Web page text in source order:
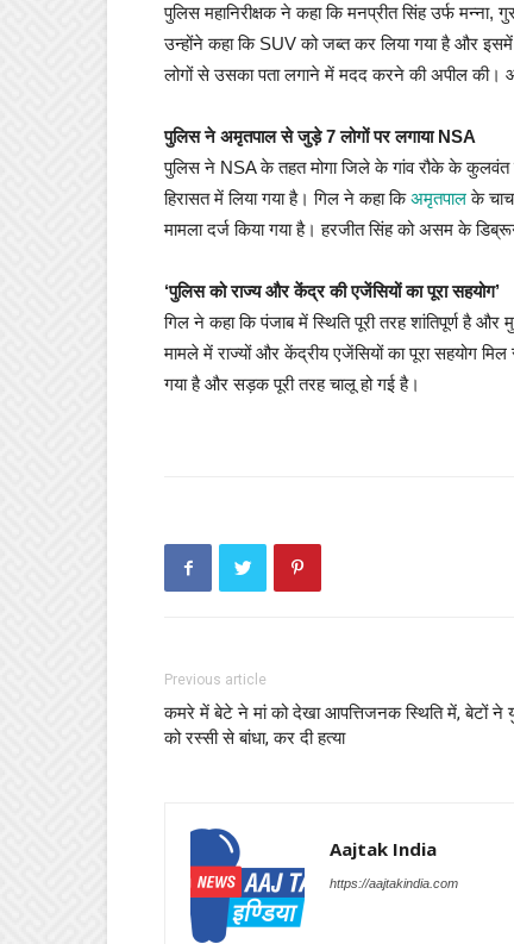
पुलिस महानिरीक्षक ने कहा कि मनप्रीत सिंह उर्फ
उन्होंने कहा कि SUV को जब्त कर लिया गया है और
लोगों से उसका पता लगाने में मदद करने की अपील की।
पुलिस ने अमृतपाल से जुड़े 7 लोगों पर लगाया NSA
पुलिस ने NSA के तहत मोगा जिले के गांव रौके के कुलवंत
हिरासत में लिया गया है। गिल ने कहा किअमृतपालके
मामला दर्ज किया गया है। हरजीत सिंह को असम के
‘पुलिस को राज्य और केंद्र की एजेंसियों का पूरा सहयोग’
गिल ने कहा कि पंजाब में स्थिति पूरी तरह शांतिपूर्ण है
मामले में राज्यों और केंद्रीय एजेंसियों का पूरा सहयोग मिल
गया है और सड़क पूरी तरह चालू हो गई है।
Previous article
कमरे में बेटे ने मां को देखा आपत्तिजनक स्थिति में, बेटों ने
को रस्सी से बांधा, कर दी हत्या
Aajtak India
https://aajtakindia.com